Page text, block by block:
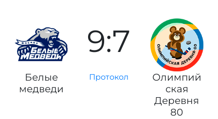
9:7
Белые
медведи
Протокол
Олимпий
ская
Деревня
80